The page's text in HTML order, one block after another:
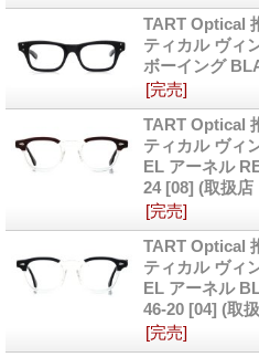
TART Optical
ティカル ヴィ
ボーイング
[完売]
TART Optical
ティカル ヴィ
EL アーネル
24 [08] (取扱店
[完売]
TART Optical
ティカル ヴィ
EL アーネル
46-20 [04] (取
[完売]